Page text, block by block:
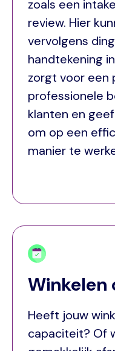
zoals een
review. Hier
vervolgens
handtekening
zorgt voor een
professionele
klanten en
om op een
manier te
Winkelen
Heeft jouw
capaciteit? Of